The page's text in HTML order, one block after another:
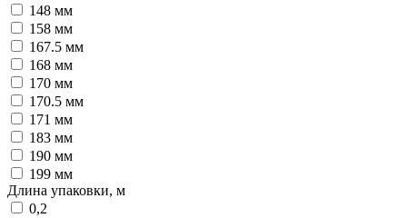
148 мм
158 мм
167.5 мм
168 мм
170 мм
170.5 мм
171 мм
183 мм
190 мм
199 мм
Длина упаковки, м
0,2